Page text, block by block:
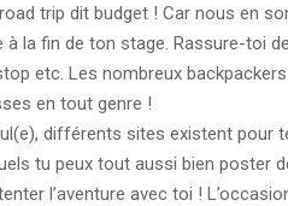
trip dit budget ! Car nous en
la fin de ton stage. Rassure-toi
etc. Les nombreux
en tout genre !
différents sites existent pour
tu peux tout aussi bien poster
l’aventure avec toi !